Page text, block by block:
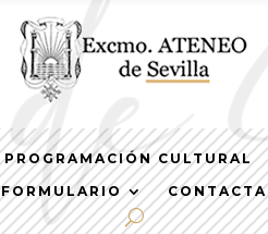
PROGRAMACIÓN CULTURAL
FORMULARIO
CONTACTA